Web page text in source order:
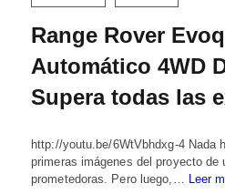
Range Rover
Automático 4WD
Supera todas las
http://youtu.be/6WtVbhdxg-4 Nada
primeras imágenes del proyecto de
prometedoras. Pero luego,… Leer